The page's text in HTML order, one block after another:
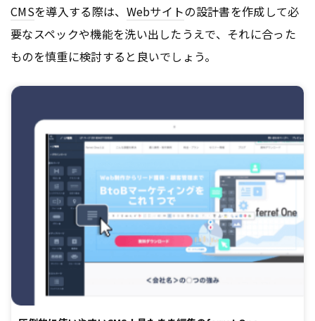
CMSを導入する際は、 Webサイトの設計書を作成して必
要なスペックや機能を洗い出したうえで、それに合った
ものを慎重に検討すると良いでしょう。